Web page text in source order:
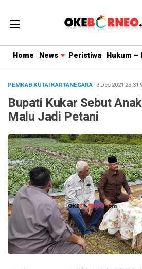
Home News Peristiwa Hukum –
PEMKAB KUTAI KARTANEGARA· 3 Des 2021 23:31
Bupati Kukar Sebut
Malu Jadi Petani